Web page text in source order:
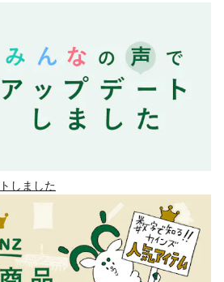
しました